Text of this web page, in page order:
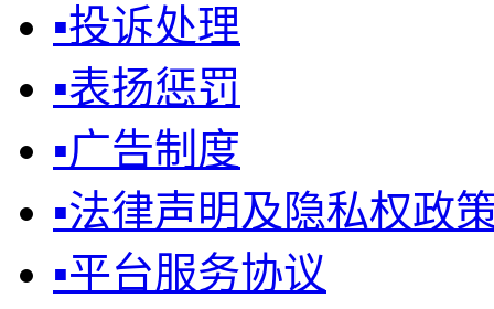
▪投诉处理
▪表扬惩罚
▪广告制度
▪法律声明及隐私权政
▪平台服务协议